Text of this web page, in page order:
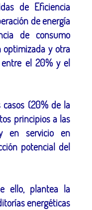
de Eficiencia
de energía
de consumo
optimizada y otra
el 20% y el
(20% de la
principios a las
en servicio en
potencial del
ello, plantea la
energéticas